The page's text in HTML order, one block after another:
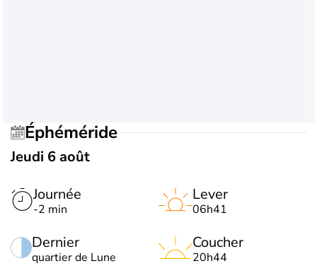
Éphéméride
Jeudi 6 août
Journée
-2 min
Dernier
quartier de Lune
Lever
06h41
Coucher
20h44